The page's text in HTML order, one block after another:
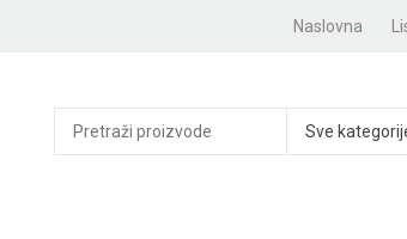
Naslovna
Sve